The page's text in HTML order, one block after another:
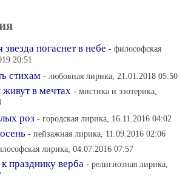
звезда погаснет в небе - философская
20:51
стихам - любовная лирика, 21.01.2018 05:50
в мечтах - мистика и эзотерика,
роз - городская лирика, 16.11.2016 04:02
- пейзажная лирика, 11.09.2016 02:06
лирика, 04.07.2016 07:57
празднику верба - религиозная лирика,